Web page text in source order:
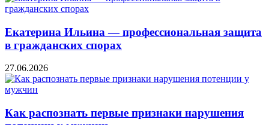
Екатерина Ильина — профессиональная защита
в гражданских спорах
27.06.2026
Как распознать первые признаки нарушения